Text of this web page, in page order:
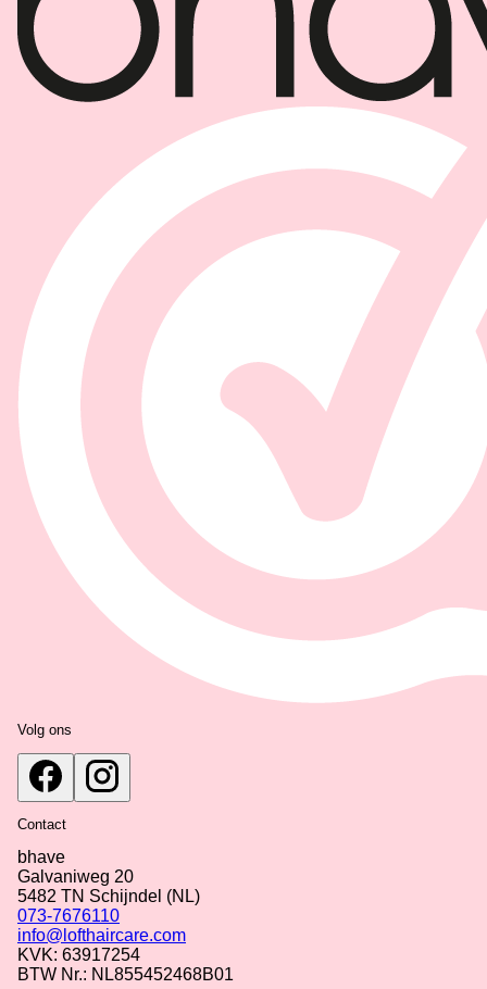
Volg ons
Contact
bhave
Galvaniweg 20
5482 TN Schijndel (NL)
073-7676110
info@lofthaircare.com
KVK: 63917254
BTW Nr.: NL855452468B01